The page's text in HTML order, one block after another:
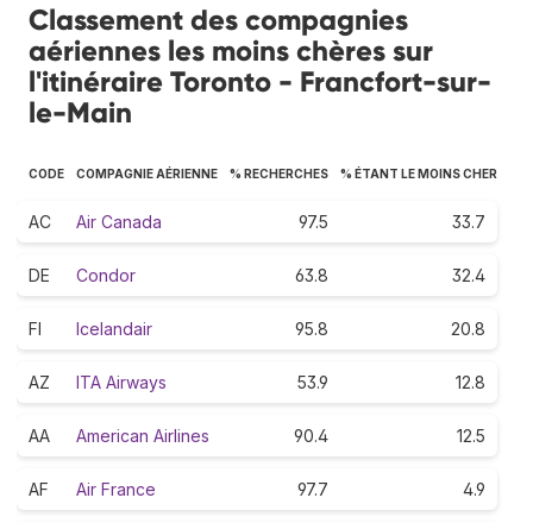
Classement des compagnies
aériennes les moins chères sur
l'itinéraire Toronto - Francfort-sur-
le-Main
CODE COMPAGNIE AÉRIENNE % RECHERCHES % ÉTANT LE MOINS CHER
AC Air Canada 97.5 33.7
DE Condor 63.8 32.4
FI Icelandair 95.8 20.8
AZ ITA Airways 53.9 12.8
AA American Airlines 90.4 12.5
AF Air France 97.7 4.9